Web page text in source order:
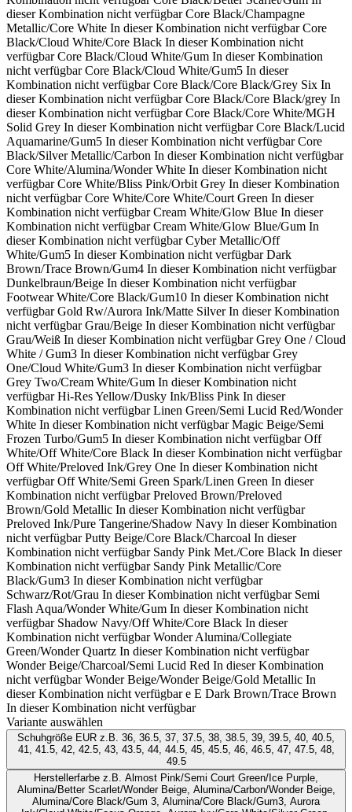
dieser Kombination nicht verfügbar Core Black/Champagne
Metallic/Core White In dieser Kombination nicht verfügbar Core
Black/Cloud White/Core Black In dieser Kombination nicht
verfügbar Core Black/Cloud White/Gum In dieser Kombination
nicht verfügbar Core Black/Cloud White/Gum5 In dieser
Kombination nicht verfügbar Core Black/Core Black/Grey Six In
dieser Kombination nicht verfügbar Core Black/Core Black/grey In
dieser Kombination nicht verfügbar Core Black/Core White/MGH
Solid Grey In dieser Kombination nicht verfügbar Core Black/Lucid
Aquamarine/Gum5 In dieser Kombination nicht verfügbar Core
Black/Silver Metallic/Carbon In dieser Kombination nicht verfügbar
Core White/Alumina/Wonder White In dieser Kombination nicht
verfügbar Core White/Bliss Pink/Orbit Grey In dieser Kombination
nicht verfügbar Core White/Core White/Court Green In dieser
Kombination nicht verfügbar Cream White/Glow Blue In dieser
Kombination nicht verfügbar Cream White/Glow Blue/Gum In
dieser Kombination nicht verfügbar Cyber Metallic/Off
White/Gum5 In dieser Kombination nicht verfügbar Dark
Brown/Trace Brown/Gum4 In dieser Kombination nicht verfügbar
Dunkelbraun/Beige In dieser Kombination nicht verfügbar
Footwear White/Core Black/Gum10 In dieser Kombination nicht
verfügbar Gold Rw/Aurora Ink/Matte Silver In dieser Kombination
nicht verfügbar Grau/Beige In dieser Kombination nicht verfügbar
Grau/Weiß In dieser Kombination nicht verfügbar Grey One / Cloud
White / Gum3 In dieser Kombination nicht verfügbar Grey
One/Cloud White/Gum3 In dieser Kombination nicht verfügbar
Grey Two/Cream White/Gum In dieser Kombination nicht
verfügbar Hi-Res Yellow/Dusky Ink/Bliss Pink In dieser
Kombination nicht verfügbar Linen Green/Semi Lucid Red/Wonder
White In dieser Kombination nicht verfügbar Magic Beige/Semi
Frozen Turbo/Gum5 In dieser Kombination nicht verfügbar Off
White/Off White/Core Black In dieser Kombination nicht verfügbar
Off White/Preloved Ink/Grey One In dieser Kombination nicht
verfügbar Off White/Semi Green Spark/Linen Green In dieser
Kombination nicht verfügbar Preloved Brown/Preloved
Brown/Gold Metallic In dieser Kombination nicht verfügbar
Preloved Ink/Pure Tangerine/Shadow Navy In dieser Kombination
nicht verfügbar Putty Beige/Core Black/Charcoal In dieser
Kombination nicht verfügbar Sandy Pink Met./Core Black In dieser
Kombination nicht verfügbar Sandy Pink Metallic/Core
Black/Gum3 In dieser Kombination nicht verfügbar
Schwarz/Rot/Grau In dieser Kombination nicht verfügbar Semi
Flash Aqua/Wonder White/Gum In dieser Kombination nicht
verfügbar Shadow Navy/Off White/Core Black In dieser
Kombination nicht verfügbar Wonder Alumina/Collegiate
Green/Wonder Quartz In dieser Kombination nicht verfügbar
Wonder Beige/Charcoal/Semi Lucid Red In dieser Kombination
nicht verfügbar Wonder Beige/Wonder Beige/Gold Metallic In
dieser Kombination nicht verfügbar e E Dark Brown/Trace Brown
In dieser Kombination nicht verfügbar
Variante auswählen
Schuhgröße EUR
41, 41.5, 42, 42.5, 43, 43.5, 44, 44.5, 45, 45.5, 46, 46.5, 47, 47.5, 48,
49.5
Herstellerfarbe
Alumina/Better Scarlet/Wonder Beige, Alumina/Carbon/Wonder Beige,
Alumina/Core Black/Gum 3, Alumina/Core Black/Gum3, Aurora